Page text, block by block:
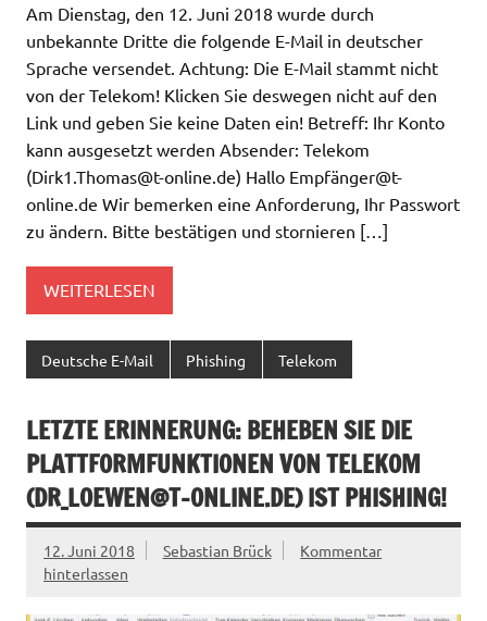
Am Dienstag, den 12. Juni 2018 wurde durch
unbekannte Dritte die folgende E-Mail in deutscher
Sprache versendet. Achtung: Die E-Mail stammt nicht
von der Telekom! Klicken Sie deswegen nicht auf den
Link und geben Sie keine Daten ein! Betreff: Ihr Konto
kann ausgesetzt werden Absender: Telekom
(Dirk1.Thomas@t-online.de) Hallo Empfänger@t-
online.de Wir bemerken eine Anforderung, Ihr Passwort
zu ändern. Bitte bestätigen und stornieren […]
WEITERLESEN
Deutsche E-Mail Phishing Telekom
LETZTE ERINNERUNG: BEHEBEN SIE DIE
PLATTFORMFUNKTIONEN VON TELEKOM
(DR_LOEWEN@T-ONLINE.DE) IST PHISHING!
12. Juni 2018 Sebastian Brück
Kommentar
hinterlassen